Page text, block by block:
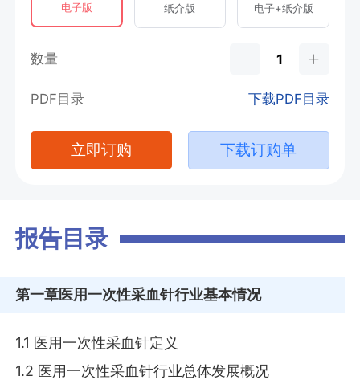
电子版 纸介版 电子+纸介版
数量
PDF目录 下载PDF目录
立即订购 下载订购单
报告目录
第一章医用一次性采血针行业基本情况
1.1 医用一次性采血针定义
1.2 医用一次性采血针行业总体发展概况